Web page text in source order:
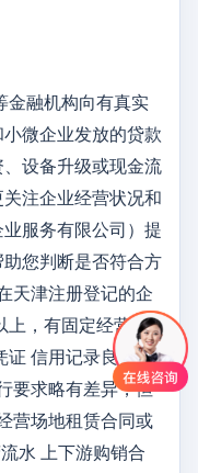
金融机构向有真实
微企业发放的贷款
设备升级或现金流
注企业经营状况和
服务有限公司）提
您判断是否符合方
天津注册登记的企
上，有固定经营场
证 信用记录良好，
要求略有差异，但
营场地租赁合同或
水 上下游购销合